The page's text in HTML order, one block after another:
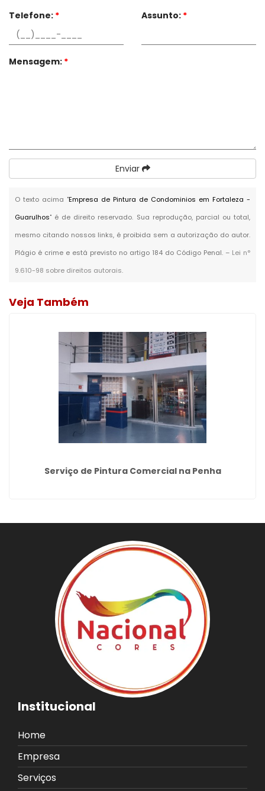
Telefone: * Assunto: *
Mensagem: *
Enviar
O texto acima "Empresa de Pintura de Condominios em Fortaleza -
Guarulhos" é de direito reservado. Sua reprodução, parcial ou total,
mesmo citando nossos links, é proibida sem a autorização do autor.
Plágio é crime e está previsto no artigo 184 do Código Penal. – Lei n°
9.610-98 sobre direitos autorais.
Veja Também
Serviço de Pintura Comercial na Penha
Institucional
Home
Empresa
Serviços